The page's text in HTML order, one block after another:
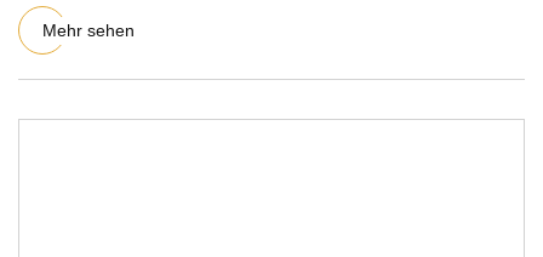
Brillen,
Mehr sehen